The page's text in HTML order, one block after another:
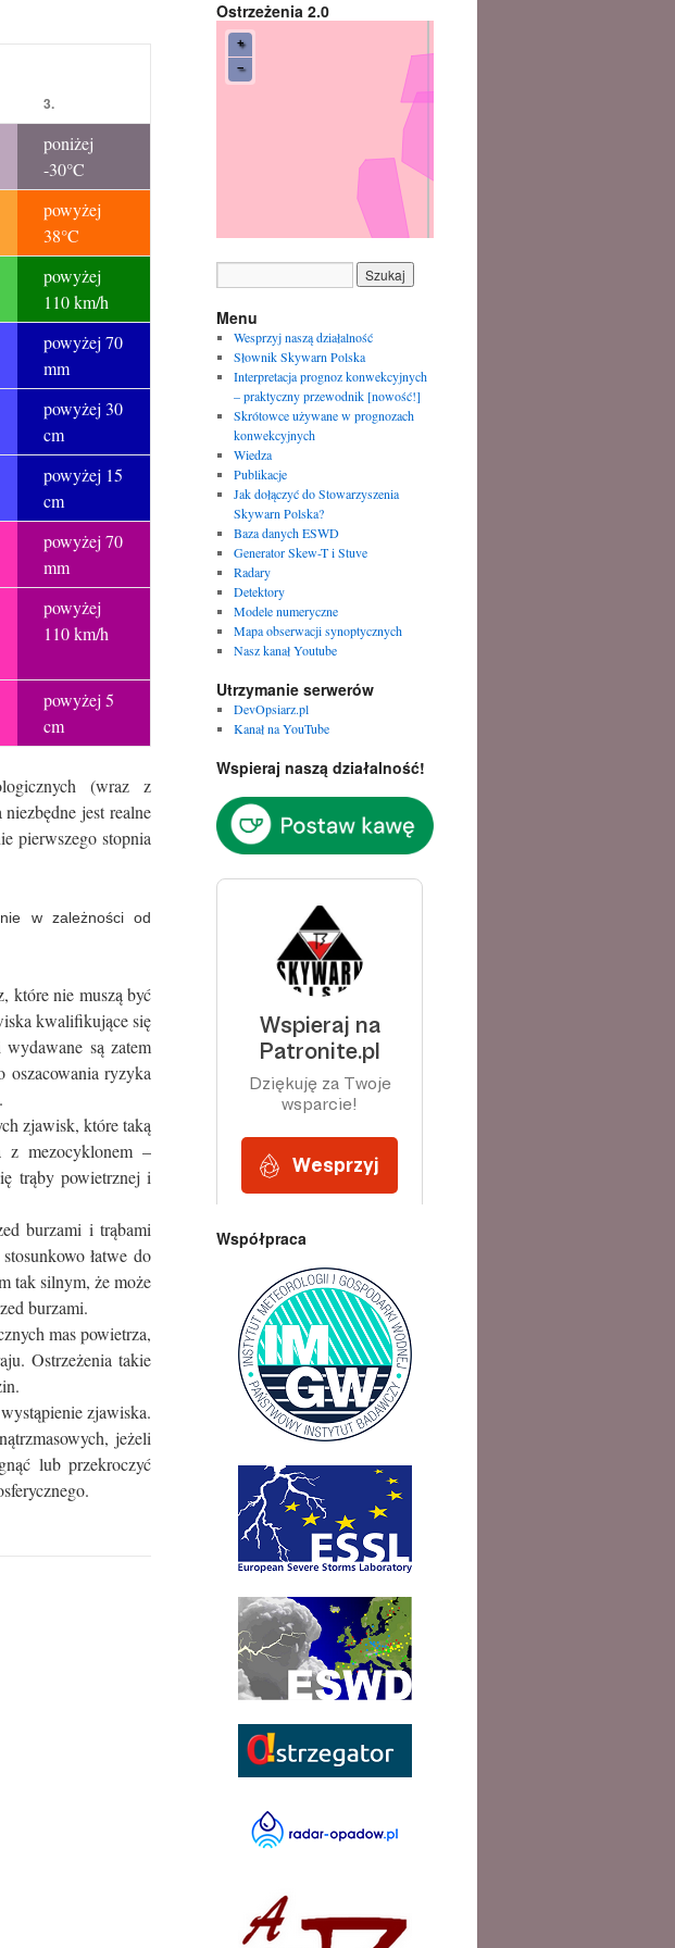
3.
poniżej
-30°C
powyżej
38°C
powyżej
110 km/h
powyżej 70
mm
powyżej 30
cm
powyżej 15
cm
powyżej 70
mm
powyżej
110 km/h
powyżej 5
cm
(wraz z
jest realne
pierwszego stopnia
w zależności od
które nie muszą być
kwalifikujące się
są zatem
ryzyka
zjawisk, które taką
z mezocyklonem –
trąby powietrznej i
burzami i trąbami
łatwe do
tak silnym, że może
burzami.
mas powietrza,
Ostrzeżenia takie
zjawiska.
jeżeli
lub przekroczyć
Ostrzeżenia 2.0
Menu
Wesprzyj naszą działalność
Słownik Skywarn Polska
Interpretacja prognoz konwekcyjnych
– praktyczny przewodnik [nowość!]
Skrótowce używane w prognozach
konwekcyjnych
Wiedza
Publikacje
Jak dołączyć do Stowarzyszenia
Skywarn Polska?
Baza danych ESWD
Generator Skew-T i Stuve
Radary
Detektory
Modele numeryczne
Mapa obserwacji synoptycznych
Nasz kanał Youtube
Utrzymanie serwerów
DevOpsiarz.pl
Kanał na YouTube
Wspieraj naszą działalność!
Współpraca